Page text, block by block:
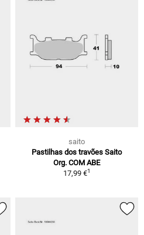
saito
Pastilhas dos travões Saito
Org. COM ABE
17,99 €1